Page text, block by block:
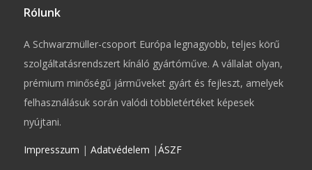
Rólunk
A Schwarzmüller-csoport Európa legnagyobb, teljes körű
szolgáltatásrendszert kínáló gyártóműve. A vállalat olyan,
prémium minőségű járműveket gyárt és fejleszt, amelyek
felhasználásuk során valódi többletértéket képesek
nyújtani.
Impresszum | Adatvédelem |ÁSZF